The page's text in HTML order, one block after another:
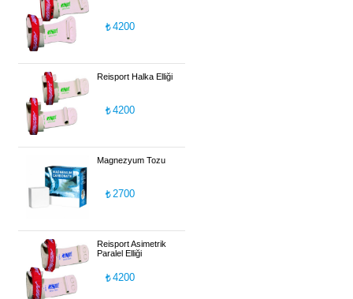
4200
Reisport Halka Elliği
4200
Magnezyum Tozu
2700
Reisport Asimetrik
Paralel Elliği
4200